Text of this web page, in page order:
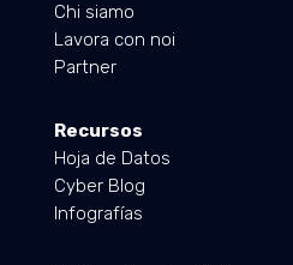
Chi siamo
Lavora con noi
Partner
Recursos
Hoja de Datos
Cyber Blog
Infografías